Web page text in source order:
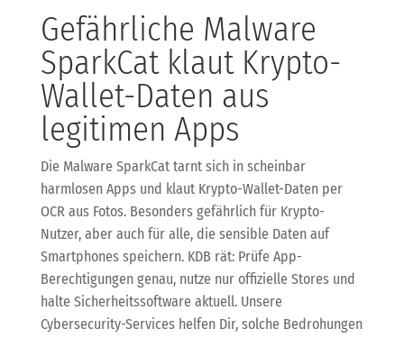
Gefährliche Malware
SparkCat klaut Krypto-
Wallet-Daten aus
legitimen Apps
Die Malware SparkCat tarnt sich in scheinbar
harmlosen Apps und klaut Krypto-Wallet-Daten per
OCR aus Fotos. Besonders gefährlich für Krypto-
Nutzer, aber auch für alle, die sensible Daten auf
Smartphones speichern. KDB rät: Prüfe App-
Berechtigungen genau, nutze nur offizielle Stores und
halte Sicherheitssoftware aktuell. Unsere
Cybersecurity-Services helfen Dir, solche Bedrohungen